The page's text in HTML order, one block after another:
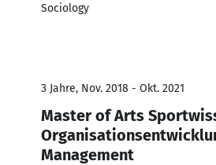
Sociology
3 Jahre, Nov. 2018 - Okt. 2021
Master of Arts
Management